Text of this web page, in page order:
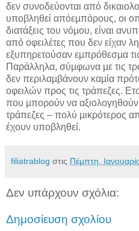
δεν συνοδεύονται από
υποβληθεί απόεµπόρους, οι
διατάξεις του νόµου, είναι
από οφειλέτες που δεν είχαν
εξυπηρετούσαν εµπρόθεσµα
Παράλληλα, σύµφωνα µε τις
δεν περιλαµβάνουν καµία
οφειλών προς τις τράπεζες.
που µπορούν να αξιολογηθούν
τράπεζες – πολύ µικρότερος
έχουν υποβληθεί.
filiatrablog στις Πέμπτη,
Δεν υπάρχουν σχόλια:
Δημοσίευση σχολίου